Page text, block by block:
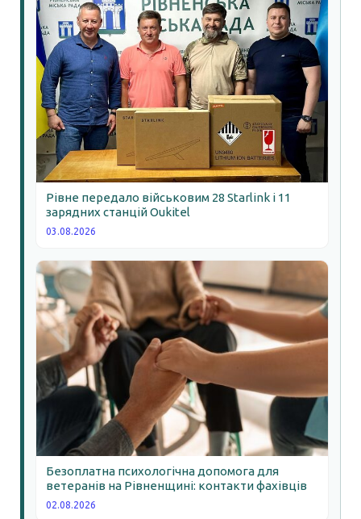
Рівне передало військовим 28 Starlink і 11
зарядних станцій Oukitel
03.08.2026
Безоплатна психологічна допомога для
ветеранів на Рівненщині: контакти фахівців
02.08.2026